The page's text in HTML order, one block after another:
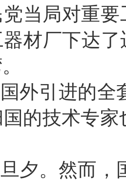
当局对重
材厂下达
外引进的全
的技术专
夕。然而，